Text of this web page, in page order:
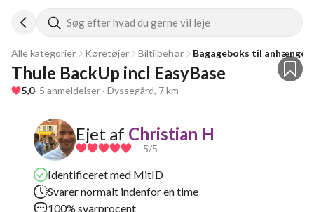
Søg efter hvad du gerne vil leje
Alle kategorier Køretøjer Biltilbehør Bagageboks til
Thule BackUp incl EasyBase
5,0· 5 anmeldelser · Dyssegård, 7 km
Ejet af Christian H
5/5
Identificeret med MitID
Svarer normalt indenfor en time
100% svarprocent